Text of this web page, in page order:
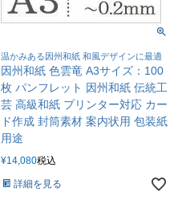
温かみある因州和紙 和風デザインに最適
因州和紙 色雲竜 A3サイズ：100
枚 パンフレット 因州和紙 伝統工
芸 高級和紙 プリンター対応 カー
ド作成 封筒素材 案内状用 包装紙
用途
¥14,080税込
詳細を見る